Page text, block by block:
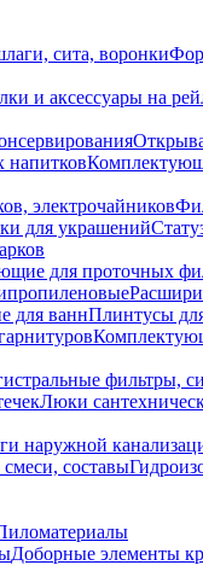
сита, воронки
и аксессуары на
напитков
электрочайников
для украшений
для проточных
для ваннПлинтусы
фильтры,
Люки
наружной
составы
Доборные элементы